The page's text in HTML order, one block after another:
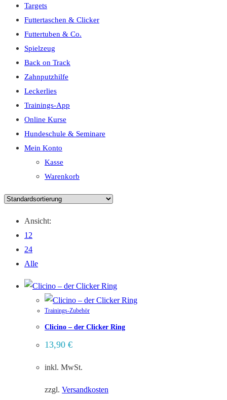
Targets
Futtertaschen & Clicker
Futtertuben & Co.
Spielzeug
Back on Track
Zahnputzhilfe
Leckerlies
Trainings-App
Online Kurse
Hundeschule & Seminare
Mein Konto
Kasse
Warenkorb
Ansicht:
12
24
Alle
Trainings-Zubehör
Clicino – der Clicker Ring
13,90 €
inkl. MwSt.
zzgl. Versandkosten